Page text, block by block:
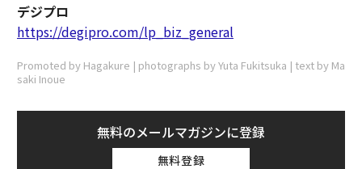
デジプロ
https://degipro.com/lp_biz_general
Promoted by Hagakure | photographs by Yuta Fukitsuka | text by Ma
saki Inoue
無料のメールマガジンに登録
無料登録